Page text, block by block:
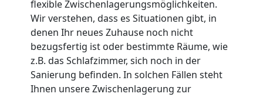
flexible Zwischenlagerungsmöglichkeiten.
Wir verstehen, dass es Situationen gibt, in
denen Ihr neues Zuhause noch nicht
bezugsfertig ist oder bestimmte Räume, wie
z.B. das Schlafzimmer, sich noch in der
Sanierung befinden. In solchen Fällen steht
Ihnen unsere Zwischenlagerung zur
Umzug
und
Lagerung